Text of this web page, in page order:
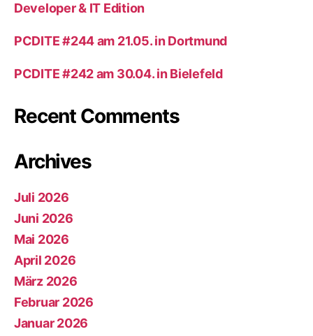
Developer & IT Edition
PCDITE #244 am 21.05. in Dortmund
PCDITE #242 am 30.04. in Bielefeld
Recent Comments
Archives
Juli 2026
Juni 2026
Mai 2026
April 2026
März 2026
Februar 2026
Januar 2026